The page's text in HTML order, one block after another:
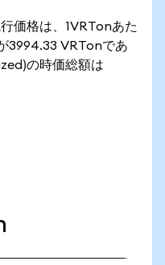
価格は、1VRTonあた
3994.33 VRTonであ
の時価総額は